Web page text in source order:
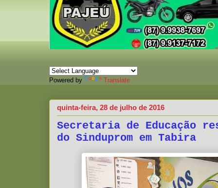
Powered by Translate
quinta-feira, 28 de julho de 2016
Secretaria de Educação
do Sinduprom em Tabira